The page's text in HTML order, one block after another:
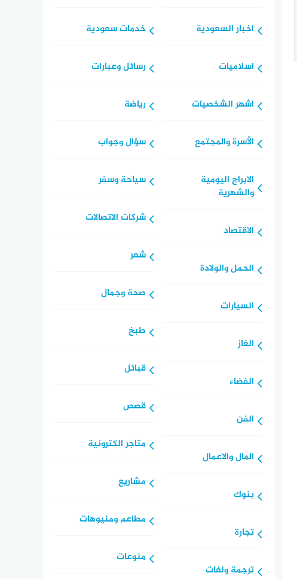
اخبار السعودية
اسلاميات
اشهر الشخصيات
الأسرة والمجتمع
الابراج اليومية
والشهرية
الاقتصاد
الحمل والولادة
السيارات
الغاز
الفضاء
الفن
المال والاعمال
بنوك
تجارة
ترجمة ولغات
خدمات سعودية
رسائل وعبارات
رياضة
سؤال وجواب
سياحة وسفر
شركات الاتصالات
شعر
صحة وجمال
طبخ
قبائل
قصص
متاجر الكترونية
مشاريع
مطاعم ومنيوهات
منوعات